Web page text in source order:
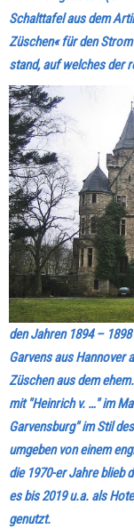
Schalttafel aus dem
Züschen« für den
stand, auf welches der
den Jahren 1894 –
Garvens aus Hannover
Züschen aus dem
mit "Heinrich v. …" im
Garvensburg" im Stil
umgeben von einem
die 1970-er Jahre blieb
es bis 2019 u.a. als
genutzt.